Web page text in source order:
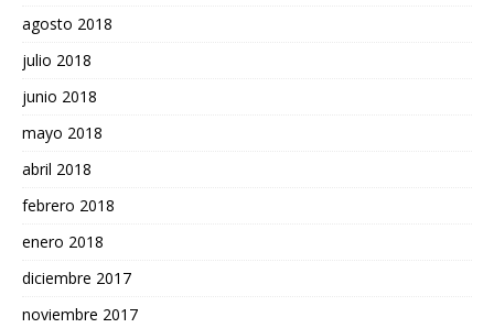
agosto 2018
julio 2018
junio 2018
mayo 2018
abril 2018
febrero 2018
enero 2018
diciembre 2017
noviembre 2017